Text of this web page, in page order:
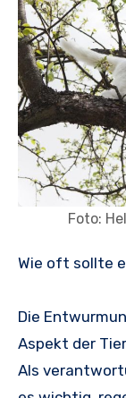
Foto:
Wie oft
Die
Aspekt der
Als